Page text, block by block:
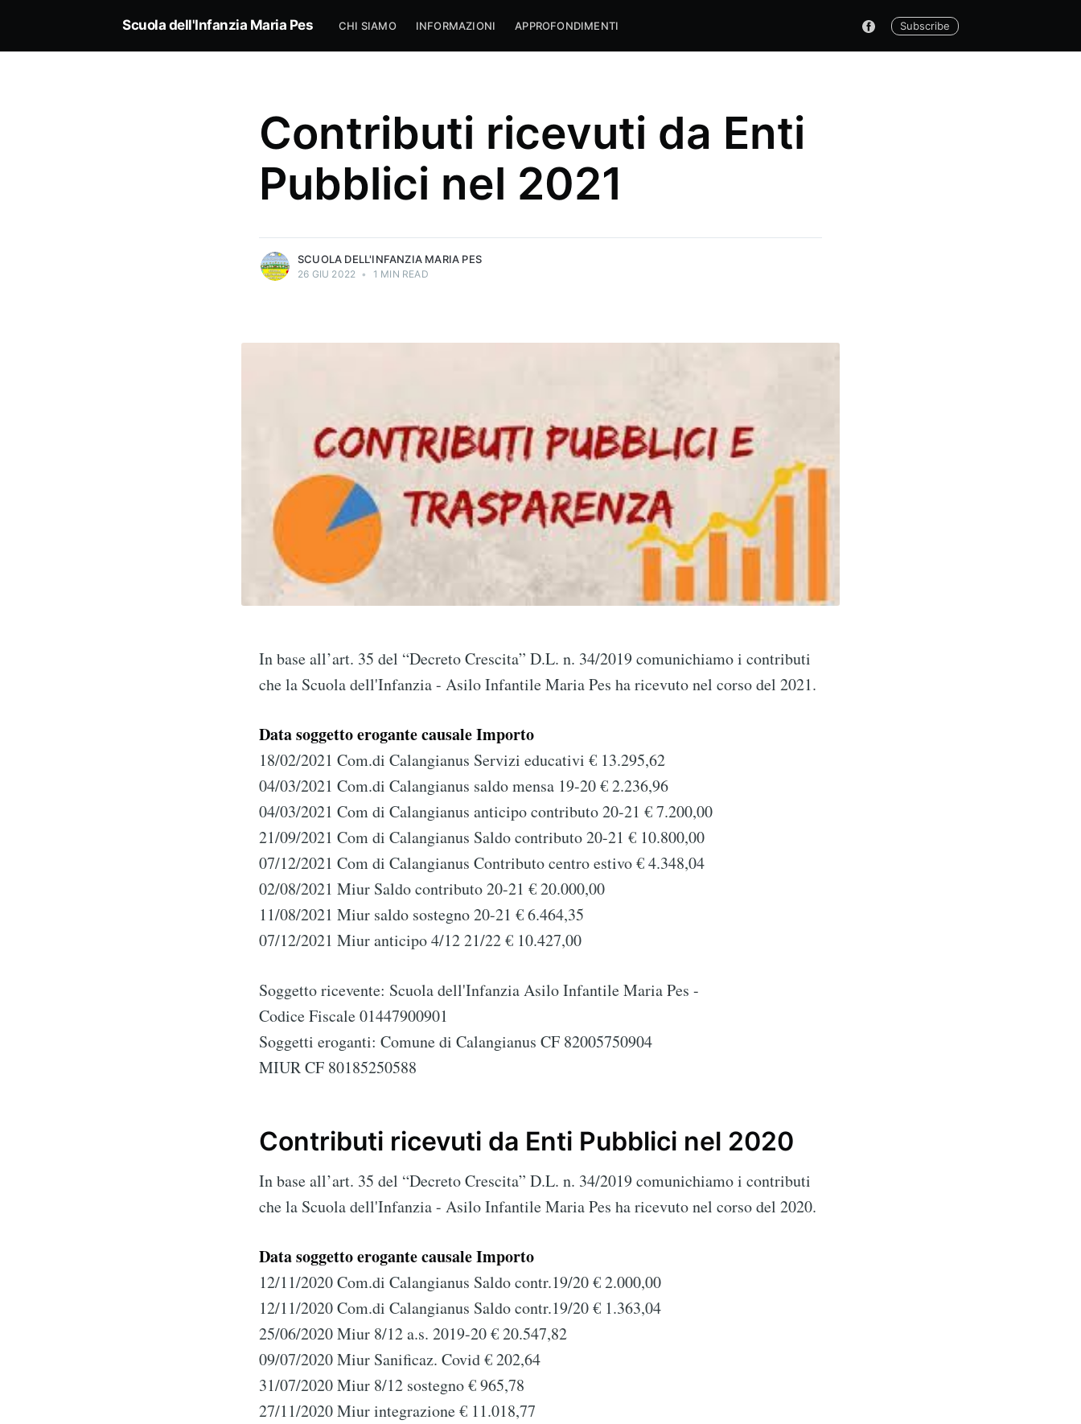
Scuola dell'Infanzia Maria Pes CHI SIAMO INFORMAZIONI APPROFONDIMENTI Subscribe
Contributi ricevuti da Enti
Pubblici nel 2021
SCUOLA DELL'INFANZIA MARIA PES
26 GIU 2022 • 1 MIN READ
In base all’art. 35 del “Decreto Crescita” D.L. n. 34/2019 comunichiamo i contributi
che la Scuola dell'Infanzia - Asilo Infantile Maria Pes ha ricevuto nel corso del 2021.
Data soggetto erogante causale Importo
18/02/2021 Com.di Calangianus Servizi educativi € 13.295,62
04/03/2021 Com.di Calangianus saldo mensa 19-20 € 2.236,96
04/03/2021 Com di Calangianus anticipo contributo 20-21 € 7.200,00
21/09/2021 Com di Calangianus Saldo contributo 20-21 € 10.800,00
07/12/2021 Com di Calangianus Contributo centro estivo € 4.348,04
02/08/2021 Miur Saldo contributo 20-21 € 20.000,00
11/08/2021 Miur saldo sostegno 20-21 € 6.464,35
07/12/2021 Miur anticipo 4/12 21/22 € 10.427,00
Soggetto ricevente: Scuola dell'Infanzia Asilo Infantile Maria Pes -
Codice Fiscale 01447900901
Soggetti eroganti: Comune di Calangianus CF 82005750904
MIUR CF 80185250588
Contributi ricevuti da Enti Pubblici nel 2020
In base all’art. 35 del “Decreto Crescita” D.L. n. 34/2019 comunichiamo i contributi
che la Scuola dell'Infanzia - Asilo Infantile Maria Pes ha ricevuto nel corso del 2020.
Data soggetto erogante causale Importo
12/11/2020 Com.di Calangianus Saldo contr.19/20 € 2.000,00
12/11/2020 Com.di Calangianus Saldo contr.19/20 € 1.363,04
25/06/2020 Miur 8/12 a.s. 2019-20 € 20.547,82
09/07/2020 Miur Sanificaz. Covid € 202,64
31/07/2020 Miur 8/12 sostegno € 965,78
27/11/2020 Miur integrazione € 11.018,77
Subscribe to Scuola dell'Infanzia Maria
Pes
Stay up to date! Get all the latest & greatest posts delivered
straight to your inbox